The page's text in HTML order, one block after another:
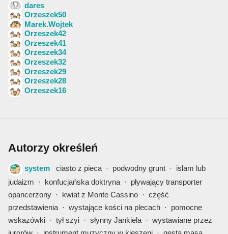
dares
Orzeszek50
Marek.Wojtek
Orzeszek42
Orzeszek41
Orzeszek34
Orzeszek32
Orzeszek29
Orzeszek28
Orzeszek16
Autorzy określeń
system ciasto z pieca · podwodny grunt · islam lub
judaizm · konfucjańska doktryna · pływający transporter
opancerzony · kwiat z Monte Cassino · część
przedstawienia · wystające kości na plecach · pomocne
wskazówki · tył szyi · słynny Jankiela · wystawiane przez